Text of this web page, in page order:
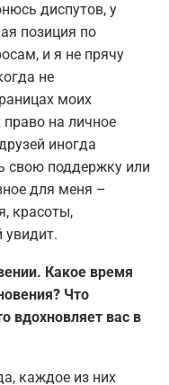
диспутов, у
позиция по
и я не прячу
не
моих
на личное
иногда
свою поддержку или
для меня –
красоты,
увидит.
Какое время
Что
вдохновляет вас в
каждое из них